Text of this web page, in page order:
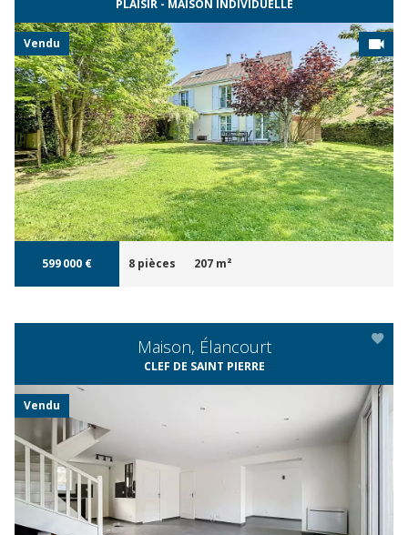
PLAISIR - MAISON INDIVIDUELLE
APERÇU
599 000 € 8 pièces 207 m²
Vendu
Maison, Élancourt
CLEF DE SAINT PIERRE
APERÇU
Vendu